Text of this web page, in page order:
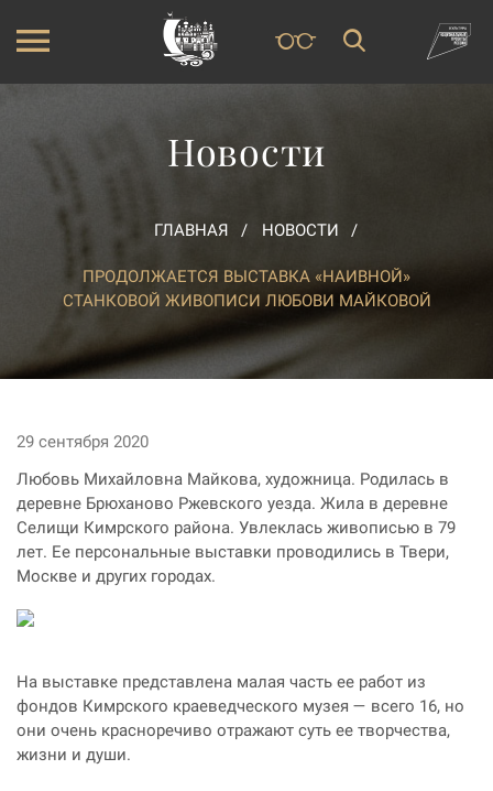
Новости
ГЛАВНАЯ НОВОСТИ
ПРОДОЛЖАЕТСЯ ВЫСТАВКА «НАИВНОЙ»
СТАНКОВОЙ ЖИВОПИСИ ЛЮБОВИ МАЙКОВОЙ
29 сентября 2020
Любовь Михайловна Майкова, художница. Родилась в
деревне Брюханово Ржевского уезда. Жила в деревне
Селищи Кимрского района. Увлеклась живописью в 79
лет. Ее персональные выставки проводились в Твери,
Москве и других городах.
На выставке представлена малая часть ее работ из
фондов Кимрского краеведческого музея — всего 16, но
они очень красноречиво отражают суть ее творчества,
жизни и души.